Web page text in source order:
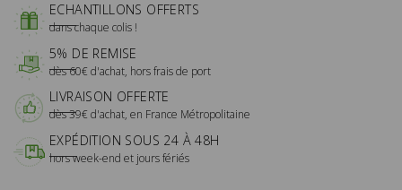
ECHANTILLONS OFFERTS
dans chaque colis !
5% DE REMISE
dès 60€ d'achat, hors frais de port
LIVRAISON OFFERTE
dès 39€ d'achat, en France Métropolitaine
EXPÉDITION SOUS 24 À 48H
hors week-end et jours fériés